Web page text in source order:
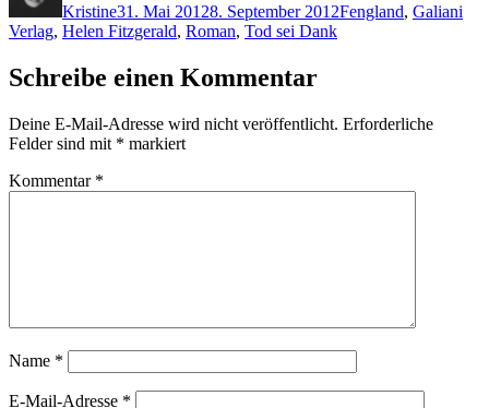
Kristine31. Mai 20128. September 2012Fengland, Galiani
Verlag, Helen Fitzgerald, Roman, Tod sei Dank
Schreibe einen Kommentar
Deine E-Mail-Adresse wird nicht veröffentlicht. Erforderliche
Felder sind mit * markiert
Kommentar *
Name *
E-Mail-Adresse *